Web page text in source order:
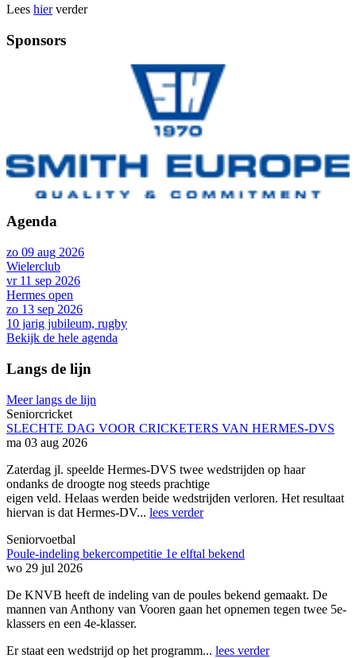
Lees hierverder
Sponsors
Agenda
zo 09 aug 2026
Wielerclub
vr 11 sep 2026
Hermes open
zo 13 sep 2026
10 jarig jubileum, rugby
Bekijk de hele agenda
Langs de lijn
Meer langs de lijn
Seniorcricket
SLECHTE DAG VOOR CRICKETERS VAN HERMES-DVS
ma 03 aug 2026
Zaterdag jl. speelde Hermes-DVS twee wedstrijden op haar
ondanks de droogte nog steeds prachtige
eigen veld. Helaas werden beide wedstrijden verloren. Het resultaat
hiervan is dat Hermes-DV... lees verder
Seniorvoetbal
Poule-indeling bekercompetitie 1e elftal bekend
wo 29 jul 2026
De KNVB heeft de indeling van de poules bekend gemaakt. De
mannen van Anthony van Vooren gaan het opnemen tegen twee 5e-
klassers en een 4e-klasser.
Er staat een wedstrijd op het programm... lees verder